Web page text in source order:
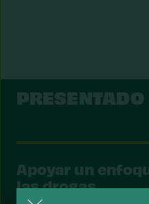
PRESENTADO
Apoyar un
las drogas.